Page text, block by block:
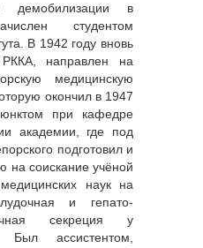
демобилизации в
студентом
В 1942 году вновь
направлен на
медицинскую
окончил в 1947
при кафедре
академии, где под
подготовил и
на соискание учёной
наук на
и гепато-
секреция у
Был ассистентом,